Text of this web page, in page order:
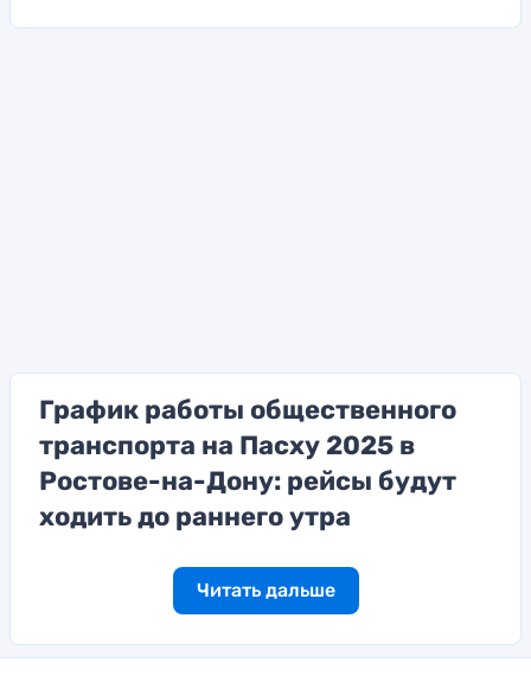
График работы общественного
транспорта на Пасху 2025 в
Ростове-на-Дону: рейсы будут
ходить до раннего утра
Читать дальше